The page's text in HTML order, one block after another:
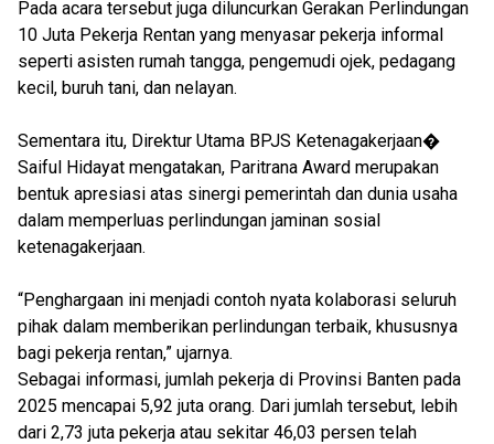
Pada acara tersebut juga diluncurkan Gerakan Perlindungan
10 Juta Pekerja Rentan yang menyasar pekerja informal
seperti asisten rumah tangga, pengemudi ojek, pedagang
kecil, buruh tani, dan nelayan.
Sementara itu, Direktur Utama BPJS Ketenagakerjaan⁠�
Saiful Hidayat mengatakan, Paritrana Award merupakan
bentuk apresiasi atas sinergi pemerintah dan dunia usaha
dalam memperluas perlindungan jaminan sosial
ketenagakerjaan.
“Penghargaan ini menjadi contoh nyata kolaborasi seluruh
pihak dalam memberikan perlindungan terbaik, khususnya
bagi pekerja rentan,” ujarnya.
Sebagai informasi, jumlah pekerja di Provinsi Banten pada
2025 mencapai 5,92 juta orang. Dari jumlah tersebut, lebih
dari 2,73 juta pekerja atau sekitar 46,03 persen telah